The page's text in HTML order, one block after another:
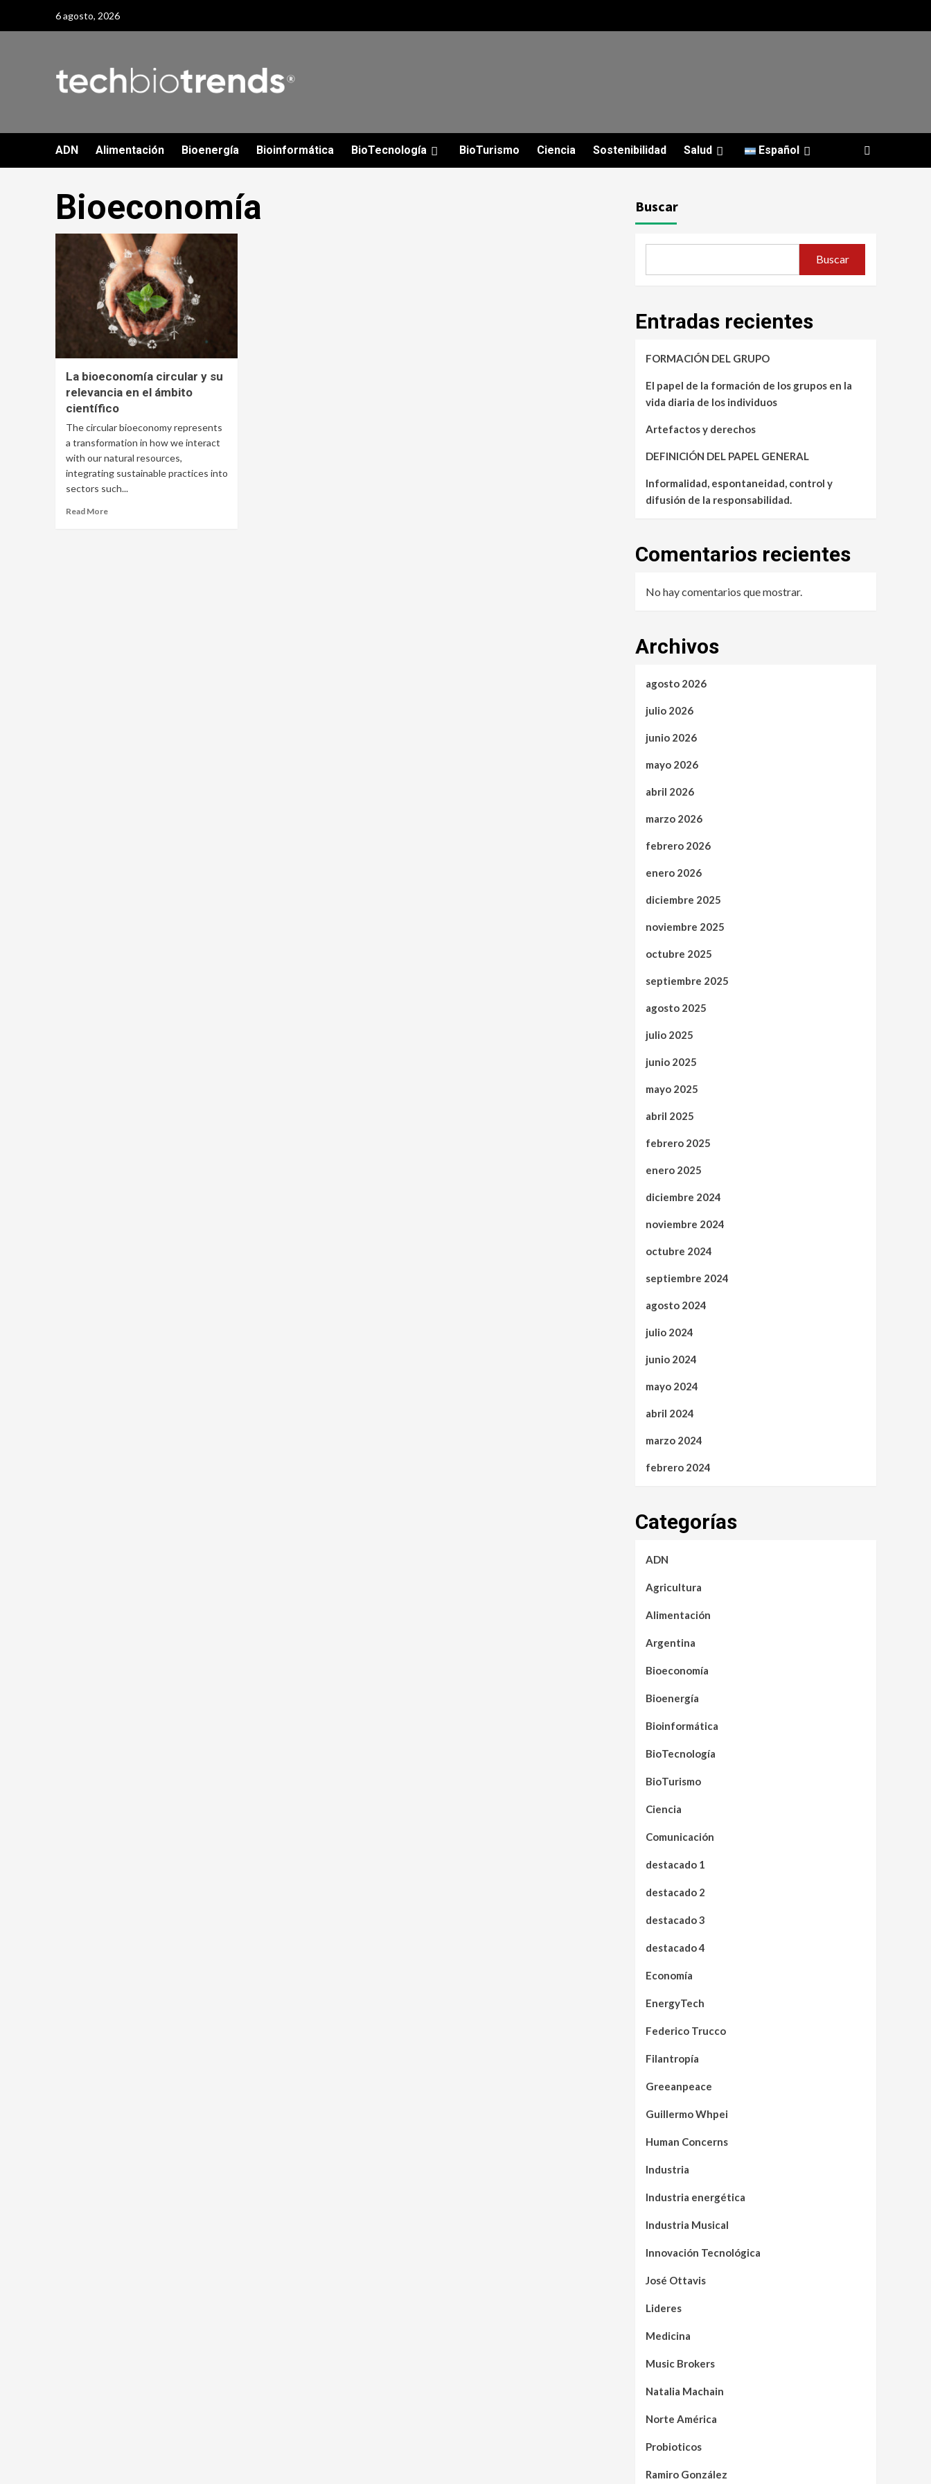
6 agosto, 2026
ADN Alimentación Bioenergía Bioinformática BioTecnología BioTurismo Ciencia Sostenibilidad Salud Español
Bioeconomía
La bioeconomía circular y su
relevancia en el ámbito
científico
The circular bioeconomy represents
a transformation in how we interact
with our natural resources,
integrating sustainable practices into
sectors such...
Read More
Buscar
Buscar
Entradas recientes
FORMACIÓN DEL GRUPO
El papel de la formación de los grupos en la
vida diaria de los individuos
Artefactos y derechos
DEFINICIÓN DEL PAPEL GENERAL
Informalidad, espontaneidad, control y
difusión de la responsabilidad.
Comentarios recientes
No hay comentarios que mostrar.
Archivos
agosto 2026
julio 2026
junio 2026
mayo 2026
abril 2026
marzo 2026
febrero 2026
enero 2026
diciembre 2025
noviembre 2025
octubre 2025
septiembre 2025
agosto 2025
julio 2025
junio 2025
mayo 2025
abril 2025
febrero 2025
enero 2025
diciembre 2024
noviembre 2024
octubre 2024
septiembre 2024
agosto 2024
julio 2024
junio 2024
mayo 2024
abril 2024
marzo 2024
febrero 2024
Categorías
ADN
Agricultura
Alimentación
Argentina
Bioeconomía
Bioenergía
Bioinformática
BioTecnología
BioTurismo
Ciencia
Comunicación
destacado 1
destacado 2
destacado 3
destacado 4
Economía
EnergyTech
Federico Trucco
Filantropía
Greeanpeace
Guillermo Whpei
Human Concerns
Industria
Industria energética
Industria Musical
Innovación Tecnológica
José Ottavis
Lideres
Medicina
Music Brokers
Natalia Machain
Norte América
Probioticos
Ramiro González